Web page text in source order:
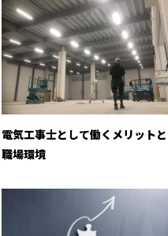
電気工事士として働くメリットと
職場環境